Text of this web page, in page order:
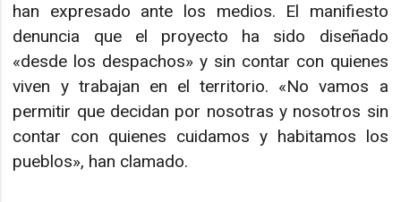
han expresado ante los medios. El manifiesto
denuncia que el proyecto ha sido diseñado
«desde los despachos» y sin contar con quienes
viven y trabajan en el territorio. «No vamos a
permitir que decidan por nosotras y nosotros sin
contar con quienes cuidamos y habitamos los
pueblos», han clamado.